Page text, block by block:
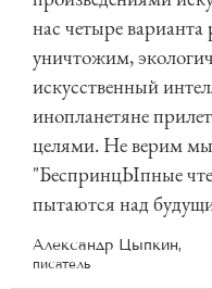
нас четыре
уничтожим,
искусственный
инопланетяне
целями. Не верим
"БеспринцЫпные
пытаются над
Александр Цыпкин,
писатель